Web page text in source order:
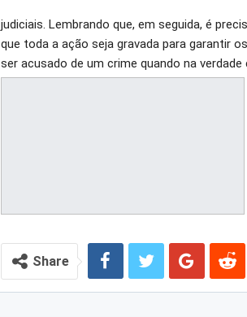
judiciais. Lembrando que, em seguida, é
que toda a ação seja gravada para garantir
ser acusado de um crime quando na
Share